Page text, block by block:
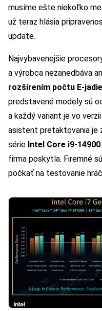
musíme ešte niekoľko
už teraz hlásia
update.
Najvybavenejšie
a výrobca nezanedbáva
rozšírením počtu E-
predstavené modely sú
a každý variant je vo
asistent pretaktovania je
série Intel Core i9-14900
firma poskytla. Firemné
počkať na testovanie